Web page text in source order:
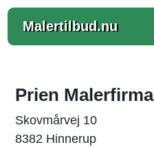
Malertilbud.nu
Prien Malerfirma
Skovmårvej 10
8382 Hinnerup